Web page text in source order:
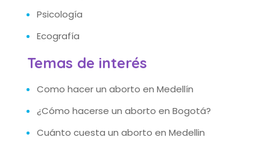
Psicología
Ecografía
Temas de interés
Como hacer un aborto en Medellín
¿Cómo hacerse un aborto en Bogotá?
Cuánto cuesta un aborto en Medellin